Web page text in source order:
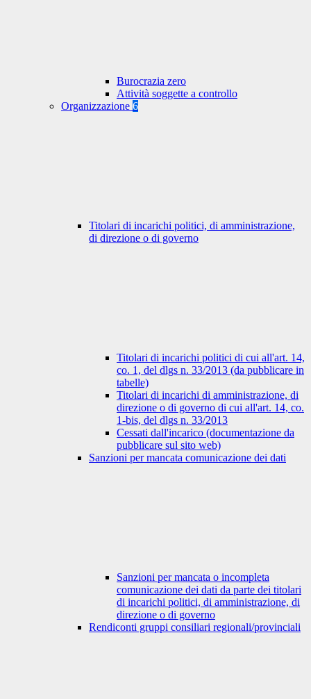
Burocrazia zero
Attività soggette a controllo
Organizzazione 6
Titolari di incarichi politici, di amministrazione,
di direzione o di governo
Titolari di incarichi politici di cui all'art. 14,
co. 1, del dlgs n. 33/2013 (da pubblicare in
tabelle)
Titolari di incarichi di amministrazione, di
direzione o di governo di cui all'art. 14, co.
1-bis, del dlgs n. 33/2013
Cessati dall'incarico (documentazione da
pubblicare sul sito web)
Sanzioni per mancata comunicazione dei dati
Sanzioni per mancata o incompleta
comunicazione dei dati da parte dei titolari
di incarichi politici, di amministrazione, di
direzione o di governo
Rendiconti gruppi consiliari regionali/provinciali